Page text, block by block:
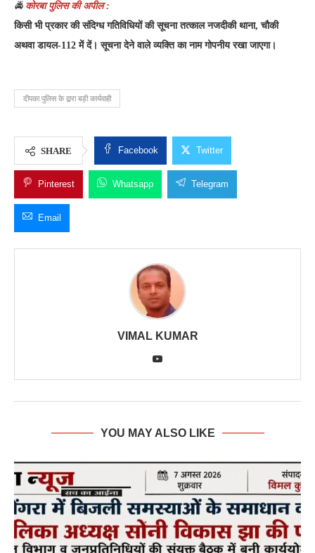
🚔 कोरबा पुलिस की अपील :
किसी भी प्रकार की संदिग्ध गतिविधियों की सूचना तत्काल नजदीकी थाना, चौकी
अथवा डायल-112 में दें। सूचना देने वाले व्यक्ति का नाम गोपनीय रखा जाएगा।
दीपका पुलिस के द्वारा बड़ी कार्यवाही
SHARE Facebook Twitter
Pinterest Whatsapp Telegram
Email
VIMAL KUMAR
YOU MAY ALSO LIKE